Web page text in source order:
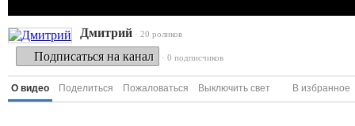
Дмитрий · 20 роликов
Подписаться на канал · 0 подписчиков
О видео Поделиться Пожаловаться Выключить свет В избранное